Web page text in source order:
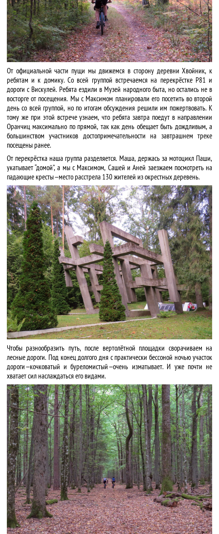
От официальной части пущи мы движемся в сторону деревни Хвойник, к
ребятам и к домику. Со всей группой встречаемся на перекрёстке Р81 и
дороги с Вискулей. Ребята ездили в Музей народного быта, но остались не в
восторге от посещения. Мы с Максимом планировали его посетить во второй
день со всей группой, но по итогам обсуждения решили им пожертвовать. К
тому же при этой встрече узнаем, что ребята завтра поедут в направлении
Оранчиц максимально по прямой, так как день обещает быть дождливым, а
большинством участников достопримечательности на завтрашнем треке
посещены ранее.
От перекрёстка наша группа разделяется. Маша, держась за мотоцикл Паши,
укатывает “домой”, а мы с Максимом, Сашей и Аней заезжаем посмотреть на
падающие кресты — место расстрела 130 жителей из окрестных деревень.
Чтобы разнообразить путь, после вертолётной площадки сворачиваем на
лесные дороги. Под конец долгого дня с практически бессоной ночью участок
дороги — кочковатый и буреломистый — очень изматывает. И уже почти не
хватает сил наслаждаться его видами.